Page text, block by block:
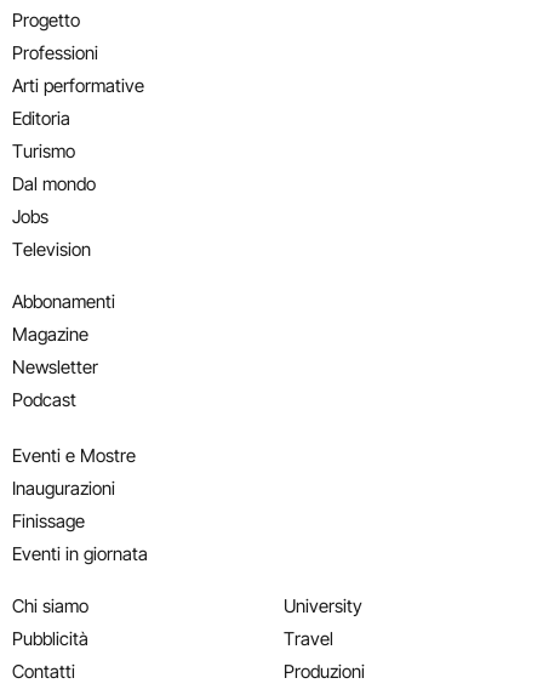
Progetto
Professioni
Arti performative
Editoria
Turismo
Dal mondo
Jobs
Television
Abbonamenti
Magazine
Newsletter
Podcast
Eventi e Mostre
Inaugurazioni
Finissage
Eventi in giornata
Chi siamo
Pubblicità
Contatti
University
Travel
Produzioni